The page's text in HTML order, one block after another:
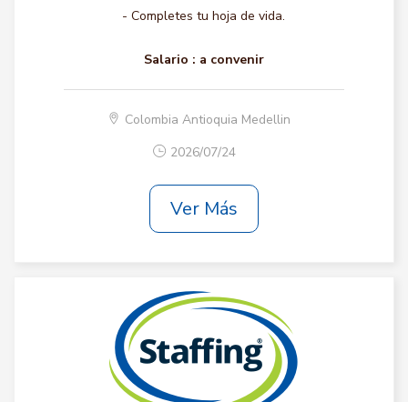
- Completes tu hoja de vida.
Salario : a convenir
Colombia Antioquia Medellin
2026/07/24
Ver Más